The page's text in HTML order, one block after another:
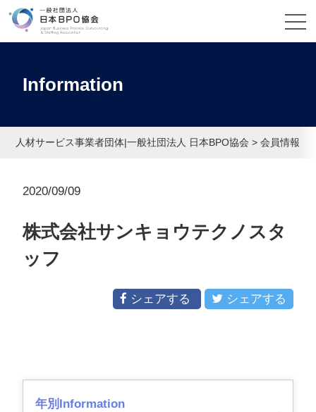
Information
人材サービス事業者団体|一般社団法人 日本BPO協会 >会員情報
2020/09/09
株式会社サンキョウテクノスタ
ッフ
シェアする シェアする
年別Information